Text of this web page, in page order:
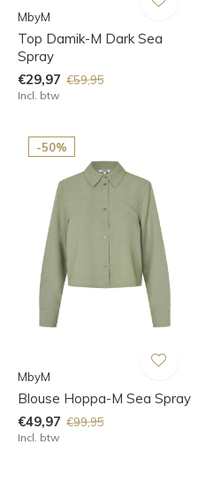
MbyM
Top Damik-M Dark Sea
Spray
€29,97 €59,95
Incl. btw
-50%
MbyM
Blouse Hoppa-M Sea Spray
€49,97 €99,95
Incl. btw